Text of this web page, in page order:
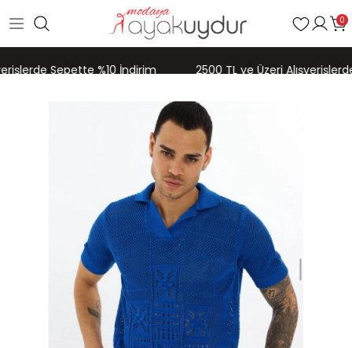
Sepette %10 İndirim 2500 TL ve Üzeri
0